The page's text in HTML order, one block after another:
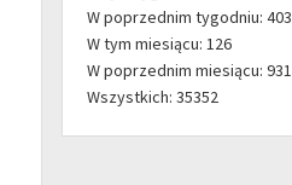
W poprzednim tygodniu: 403
W tym miesiącu: 126
W poprzednim miesiącu: 931
Wszystkich: 35352